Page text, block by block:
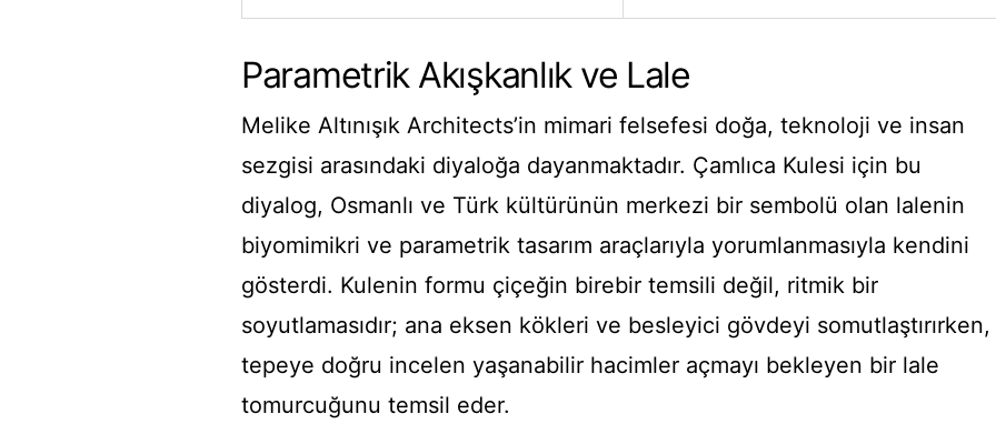
Parametrik Akışkanlık ve Lale
Melike Altınışık Architects’in mimari felsefesi doğa, teknoloji ve insan
sezgisi arasındaki diyaloğa dayanmaktadır. Çamlıca Kulesi için bu
diyalog, Osmanlı ve Türk kültürünün merkezi bir sembolü olan lalenin
biyomimikri ve parametrik tasarım araçlarıyla yorumlanmasıyla kendini
gösterdi. Kulenin formu çiçeğin birebir temsili değil, ritmik bir
soyutlamasıdır; ana eksen kökleri ve besleyici gövdeyi somutlaştırırken,
tepeye doğru incelen yaşanabilir hacimler açmayı bekleyen bir lale
tomurcuğunu temsil eder.